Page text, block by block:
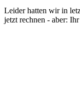
Leider hatten wir in
jetzt rechnen - aber: